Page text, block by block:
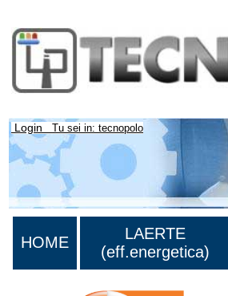
Login Tu sei in: tecnopolo
HOME
LAERTE
(eff.energetica)